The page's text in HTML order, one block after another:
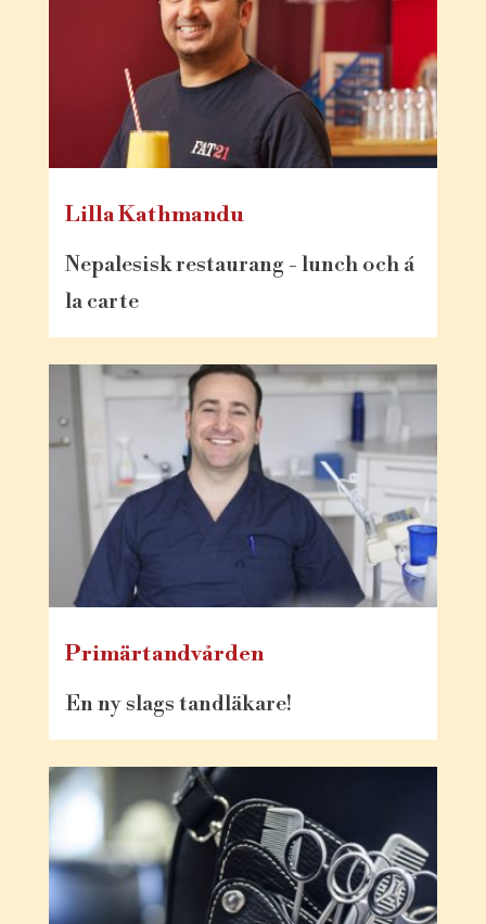
Lilla Kathmandu
Nepalesisk restaurang - lunch och á
la carte
Primärtandvården
En ny slags tandläkare!